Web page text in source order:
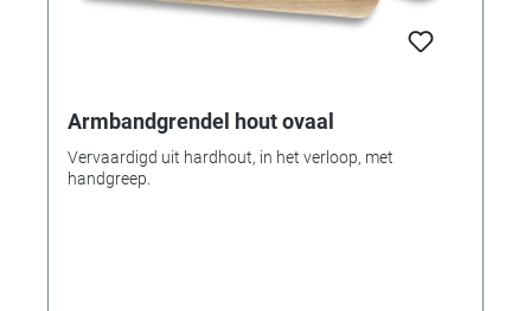
Armbandgrendel hout ovaal
Vervaardigd uit hardhout, in het verloop, met
handgreep.